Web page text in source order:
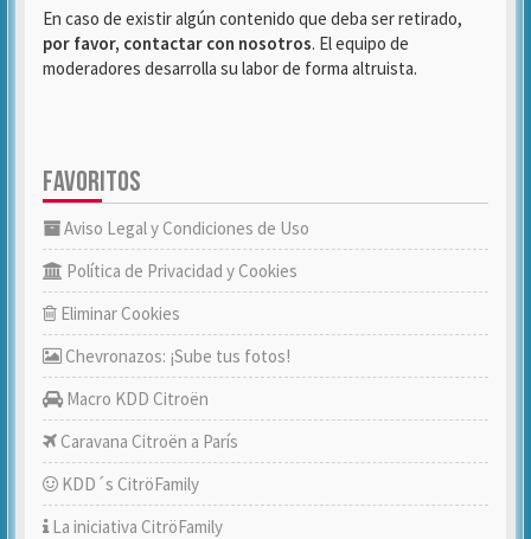
En caso de existir algún contenido que deba ser retirado,
por favor, contactar con nosotros. El equipo de
moderadores desarrolla su labor de forma altruista.
FAVORITOS
Aviso Legal y Condiciones de Uso
Política de Privacidad y Cookies
Eliminar Cookies
Chevronazos: ¡Sube tus fotos!
Macro KDD Citroën
Caravana Citroën a París
KDD´s CitröFamily
La iniciativa CitröFamily